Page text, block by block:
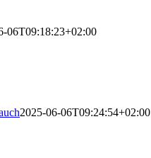
06T09:18:23+02:00
2025-06-06T09:24:54+02:00